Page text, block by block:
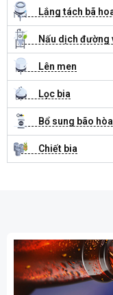
Lắng tách bã
Nấu dịch đường
Lên men
Lọc bia
Bổ sung bão
Chiết bia